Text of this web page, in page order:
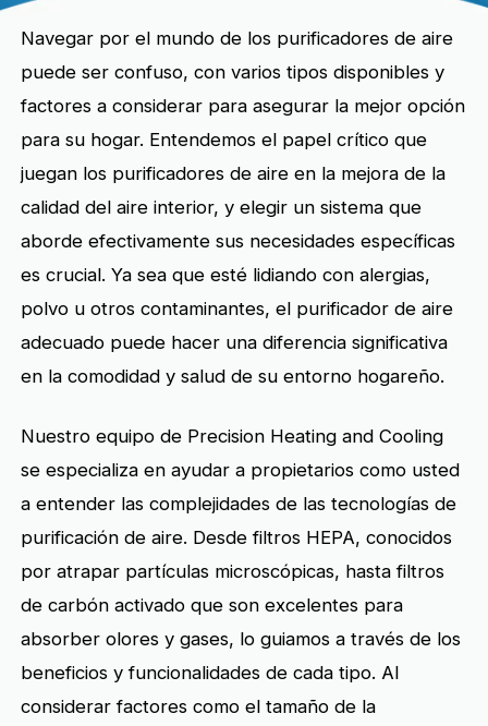
Navegar por el mundo de los purificadores de aire
puede ser confuso, con varios tipos disponibles y
factores a considerar para asegurar la mejor opción
para su hogar. Entendemos el papel crítico que
juegan los purificadores de aire en la mejora de la
calidad del aire interior, y elegir un sistema que
aborde efectivamente sus necesidades específicas
es crucial. Ya sea que esté lidiando con alergias,
polvo u otros contaminantes, el purificador de aire
adecuado puede hacer una diferencia significativa
en la comodidad y salud de su entorno hogareño.
Nuestro equipo de Precision Heating and Cooling
se especializa en ayudar a propietarios como usted
a entender las complejidades de las tecnologías de
purificación de aire. Desde filtros HEPA, conocidos
por atrapar partículas microscópicas, hasta filtros
de carbón activado que son excelentes para
absorber olores y gases, lo guiamos a través de los
beneficios y funcionalidades de cada tipo. Al
considerar factores como el tamaño de la